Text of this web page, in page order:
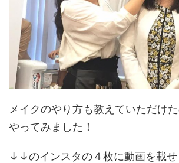
メイクのやり方も教えていただけ
やってみました！
↓↓のインスタの４枚に動画を載せ